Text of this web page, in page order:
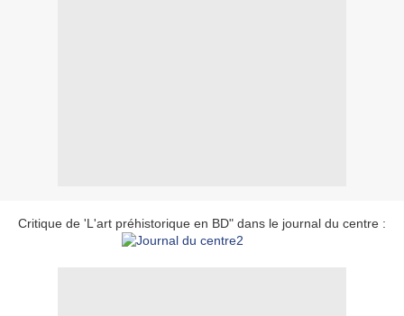
Critique de 'L'art préhistorique en BD" dans le journal du centre :